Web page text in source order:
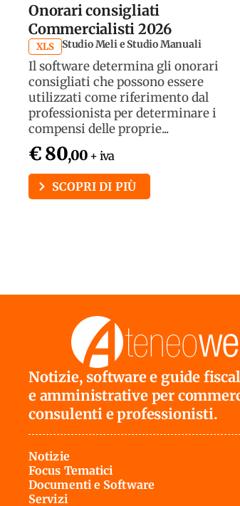
Onorari consigliati
Commercialisti 2026
XLS Studio Meli e Studio Manuali
Il software determina gli onorari
consigliati che possono essere
utilizzati come riferimento dal
professionista per determinare i
compensi delle proprie...
€ 80,00 + iva
SCOPRI DI PIÙ
Notizie, software e guide
e amministrative per
consulenti e professionisti.
Notizie
Focus Tematici
Documenti e Software
Servizi